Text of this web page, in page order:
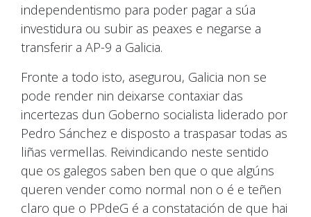
independentismo para poder pagar a súa
investidura ou subir as peaxes e negarse a
transferir a AP-9 a Galicia.
Fronte a todo isto, asegurou, Galicia non se
pode render nin deixarse contaxiar das
incertezas dun Goberno socialista liderado por
Pedro Sánchez e disposto a traspasar todas as
liñas vermellas. Reivindicando neste sentido
que os galegos saben ben que o que algúns
queren vender como normal non o é e teñen
claro que o PPdeG é a constatación de que hai